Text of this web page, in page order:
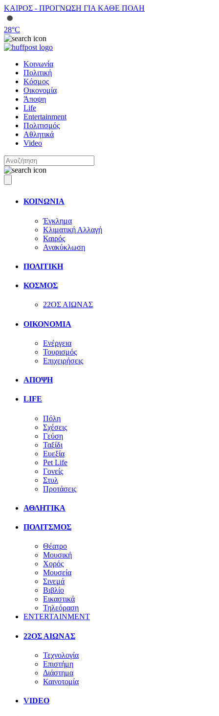
ΚΑΙΡΟΣ - ΠΡΟΓΝΩΣΗ ΓΙΑ ΚΑΘΕ ΠΟΛΗ
28°C
Κοινωνία
Πολιτική
Κόσμος
Οικονομία
Άποψη
Life
Entertainment
Πολιτισμός
Αθλητικά
Video
ΚΟΙΝΩΝΙΑ
Έγκλημα
Κλιματική Αλλαγή
Καιρός
Ανακύκλωση
ΠΟΛΙΤΙΚΗ
ΚΟΣΜΟΣ
22ΟΣ ΑΙΩΝΑΣ
ΟΙΚΟΝΟΜΙΑ
Ενέργεια
Τουρισμός
Επιχειρήσεις
ΑΠΟΨΗ
LIFE
Πόλη
Σχέσεις
Γεύση
Ταξίδι
Ευεξία
Pet Life
Γονείς
Στυλ
Προτάσεις
ΑΘΛΗΤΙΚΑ
ΠΟΛΙΤΣΜΟΣ
Θέατρο
Μουσική
Χορός
Μουσεία
Σινεμά
Βιβλίο
Εικαστικά
Τηλεόραση
ENTERTAINMENT
22ΟΣ ΑΙΩΝΑΣ
Τεχνολογία
Επιστήμη
Διάστημα
Καινοτομία
VIDEO